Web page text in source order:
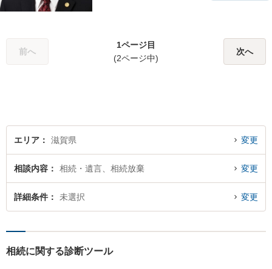
の目線で敷居が低い弁護士と
して、親身にあなたの立場に
前へ
1ページ目
(2ページ中)
次へ
エリア 滋賀県 変更
相談内容 相続・遺言、相続放棄 変更
詳細条件 未選択 変更
相続に関する診断ツール